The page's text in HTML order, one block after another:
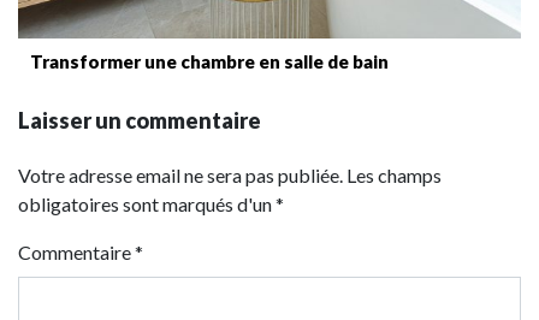
Transformer une chambre en salle de bain
Laisser un commentaire
Votre adresse email ne sera pas publiée. Les champs
obligatoires sont marqués d'un *
Commentaire*